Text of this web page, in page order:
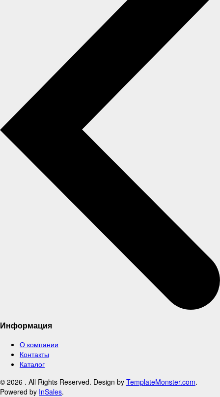
Информация
О компании
Контакты
Каталог
© 2026 . All Rights Reserved. Design by TemplateMonster.com.
Powered by InSales.